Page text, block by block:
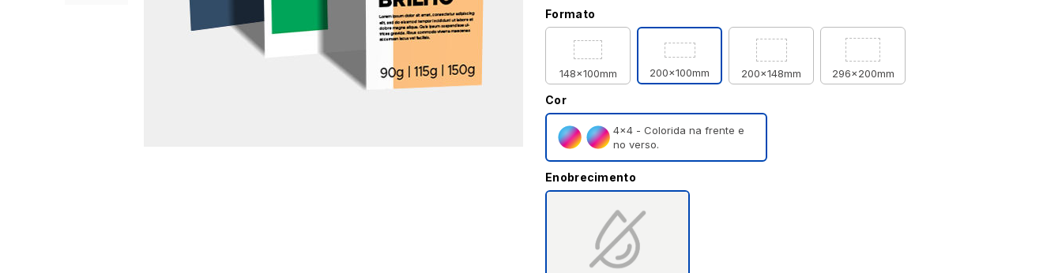
Formato
148x100mm 200x100mm 200x148mm 296x200mm
Cor
4×4 - Colorida na frente e
no verso.
Enobrecimento